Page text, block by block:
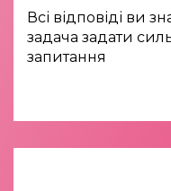
Всі відповіді ви
задача задати
запитання